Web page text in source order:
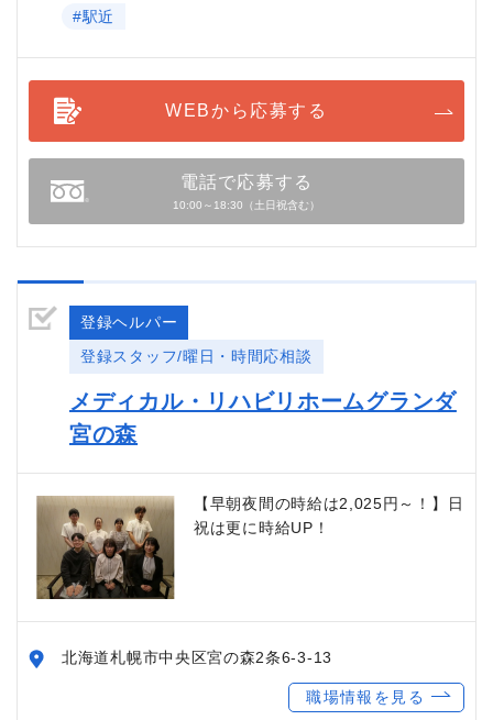
#駅近
WEBから応募する
電話で応募する
10:00～18:30（土日祝含む）
登録ヘルパー
登録スタッフ/曜日・時間応相談
メディカル・リハビリホームグランダ
宮の森
【早朝夜間の時給は2,025円～！】日
祝は更に時給UP！
北海道札幌市中央区宮の森2条6-3-13
職場情報を見る